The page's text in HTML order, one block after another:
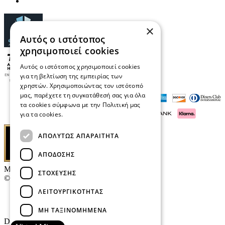
Μαρκάκης Οπτικά
© 2026
Επικοινωνία
E-Volution Awards
Designed & developed by
×
Αυτός ο ιστότοπος
χρησιμοποιεί cookies
Αυτός ο ιστότοπος χρησιμοποιεί cookies
για τη βελτίωση της εμπειρίας των
χρηστών. Χρησιμοποιώντας τον ιστότοπό
μας, παρέχετε τη συγκατάθεσή σας για όλα
τα cookies σύμφωνα με την Πολιτική μας
για τα cookies.
ΑΠΟΛΎΤΩΣ ΑΠΑΡΑΊΤΗΤΑ
ΑΠΌΔΟΣΗΣ
ΣΤΌΧΕΥΣΗΣ
ΛΕΙΤΟΥΡΓΙΚΌΤΗΤΑΣ
ΜΗ ΤΑΞΙΝΟΜΗΜΈΝΑ